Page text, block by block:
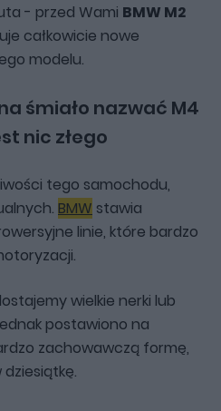
- przed Wami BMW M2
całkowicie nowe
modelu.
śmiało nazwać M4
nic złego
tego samochodu,
BMW stawia
linie, które bardzo
wielkie nerki lub
postawiono na
zachowawczą formę,